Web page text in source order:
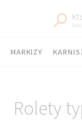
MARKIZY
Rolety